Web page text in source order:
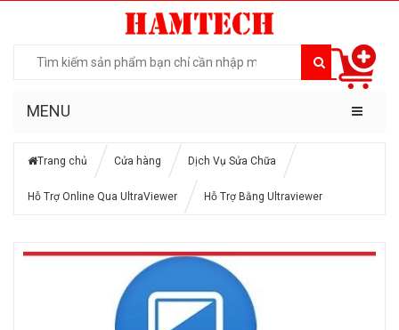
MENU
Trang chủ Cửa hàng Dịch Vụ Sửa Chữa
Hỗ Trợ Online Qua UltraViewer Hỗ Trợ Bằng Ultraviewer